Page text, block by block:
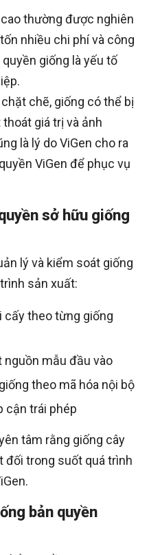
thường được nghiên
nhiều chi phí và công
giống là yếu tố
chẽ, giống có thể bị
giá trị và ảnh
là lý do ViGen cho ra
ViGen để phục vụ
sở hữu giống
lý và kiểm soát giống
sản xuất:
cấy theo từng giống
mẫu đầu vào
theo mã hóa nội bộ
cận trái phép
tâm rằng giống cây
đối trong suốt quá trình
bản quyền